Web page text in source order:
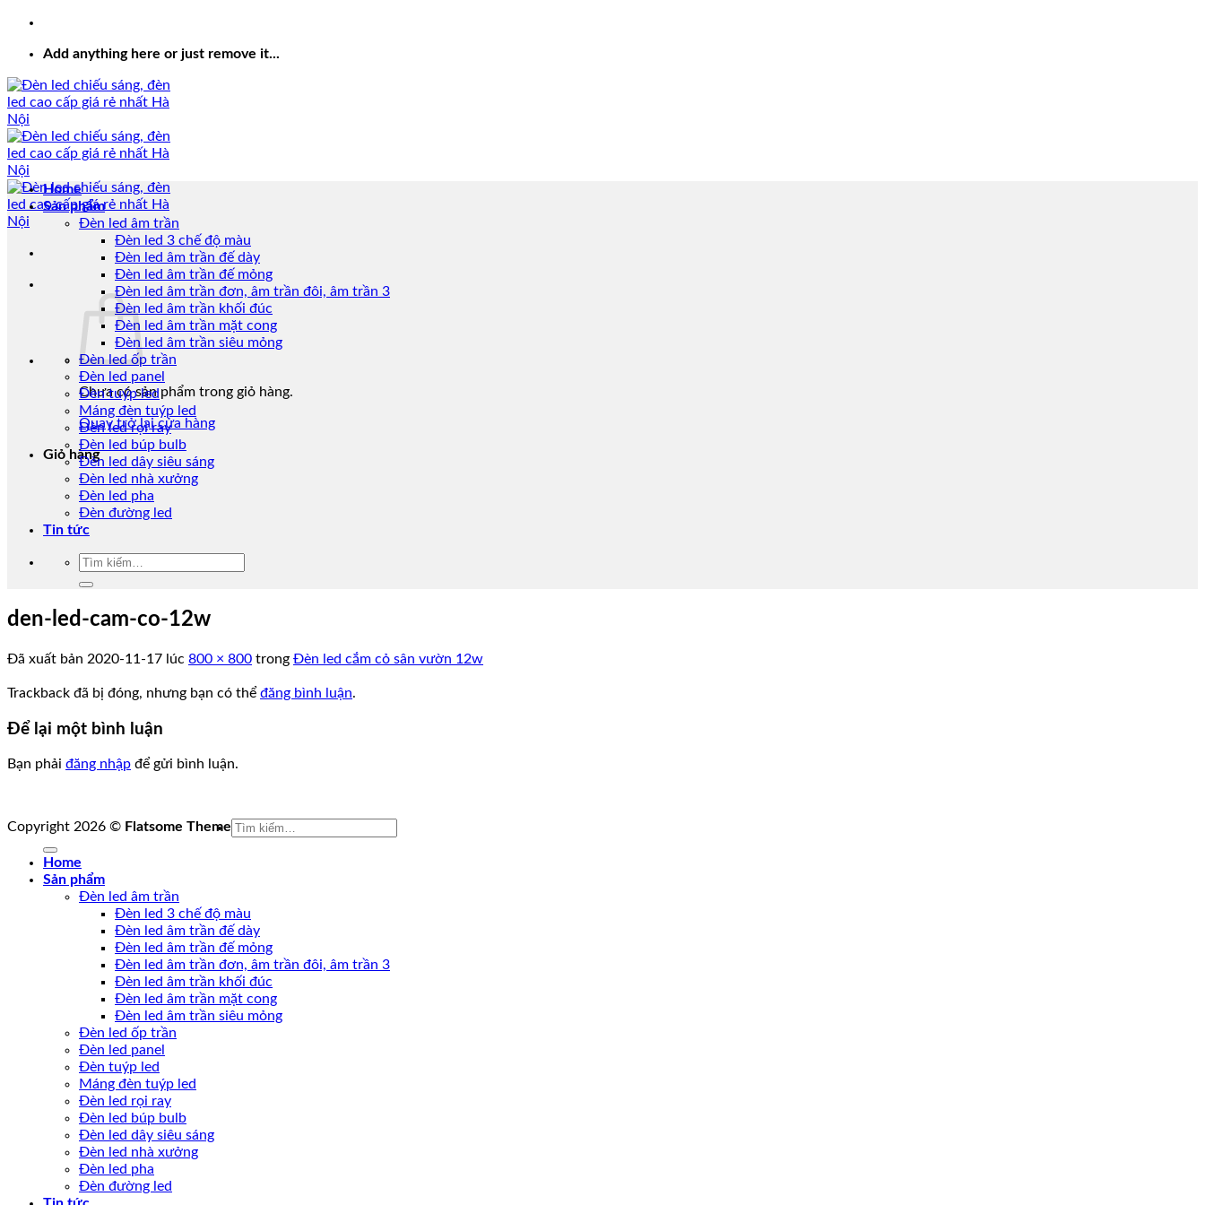
Add anything here or just remove it...
Chưa có sản phẩm trong giỏ hàng.
Quay trở lại cửa hàng
Giỏ hàng
Home
Sản phẩm
Đèn led âm trần
Đèn led 3 chế độ màu
Đèn led âm trần đế dày
Đèn led âm trần đế mỏng
Đèn led âm trần đơn, âm trần đôi, âm trần 3
Đèn led âm trần khối đúc
Đèn led âm trần mặt cong
Đèn led âm trần siêu mỏng
Đèn led ốp trần
Đèn led panel
Đèn tuýp led
Máng đèn tuýp led
Đèn led rọi ray
Đèn led búp bulb
Đèn led dây siêu sáng
Đèn led nhà xưởng
Đèn led pha
Đèn đường led
Tin tức
Tìm
den-led-cam-co-12w
Đã xuất bản 2020-11-17 lúc 800 × 800 trong Đèn led cắm cỏ sân vườn 12w
Trackback đã bị đóng, nhưng bạn có thể đăng bình luận.
Để lại một bình luận
Bạn phải đăng nhập để gửi bình luận.
Copyright 2026 © Flatsome Theme Tìm
Home
Sản phẩm
Đèn led âm trần
Đèn led 3 chế độ màu
Đèn led âm trần đế dày
Đèn led âm trần đế mỏng
Đèn led âm trần đơn, âm trần đôi, âm trần 3
Đèn led âm trần khối đúc
Đèn led âm trần mặt cong
Đèn led âm trần siêu mỏng
Đèn led ốp trần
Đèn led panel
Đèn tuýp led
Máng đèn tuýp led
Đèn led rọi ray
Đèn led búp bulb
Đèn led dây siêu sáng
Đèn led nhà xưởng
Đèn led pha
Đèn đường led